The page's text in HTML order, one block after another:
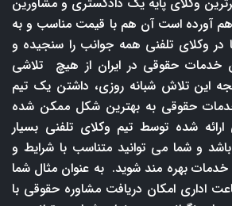
آورده است آن هم با قیمت مناسب و به
در وکلای تلفنی همه جوانب را سنجیده و
خدمات حقوقی در ایران از هیچ تلاشی
این تلاش شبانه روزی، داشتن یک تیم
حقوقی به بهترین شکل ممکن شده
شده توسط تیم وکلای تلفنی بسیار
و شما می توانید متناسب با شرایط و
خدمات بهره مند شوید. به عنوان مثال شما
اداری امکان دریافت مشاوره حقوقی با